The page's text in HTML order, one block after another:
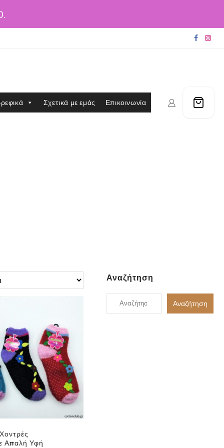
Σχετικά με εμάς Επικοινωνία
Απαλή Υφή
Αναζήτηση
Αναζήτηση
για:
Αναζήτηση